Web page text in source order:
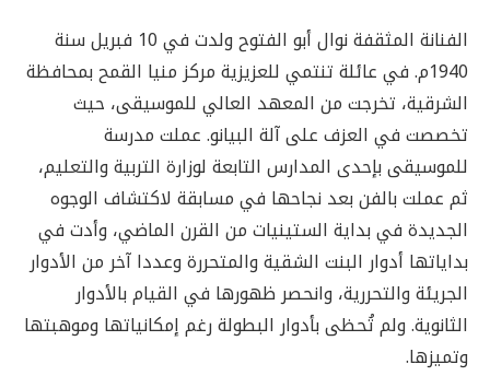
الفنانة المثقفة نوال أبو الفتوح ولدت في 10 فبريل سنة
1940م. في عائلة تنتمي للعزيزية مركز منيا القمح بمحافظة
الشرقية، تخرجت من المعهد العالي للموسيقى، حيث
تخصصت في العزف على آلة البيانو. عملت مدرسة
للموسيقى بإحدى المدارس التابعة لوزارة التربية والتعليم،
ثم عملت بالفن بعد نجاحها في مسابقة لاكتشاف الوجوه
الجديدة في بداية الستينيات من القرن الماضي، وأدت في
بداياتها أدوار البنت الشقية والمتحررة وعددا آخر من الأدوار
الجريئة والتحررية، وانحصر ظهورها في القيام بالأدوار
الثانوية. ولم تُحظى بأدوار البطولة رغم إمكانياتها وموهبتها
وتميزها.